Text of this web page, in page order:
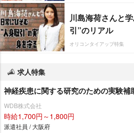
川島海荷さんと
引”のリアル
オリコンタイアップ特集
求人特集
神経疾患に関する研究のための実験補
WDB株式会社
時給1,700円～1,800円
派遣社員 / 大阪府